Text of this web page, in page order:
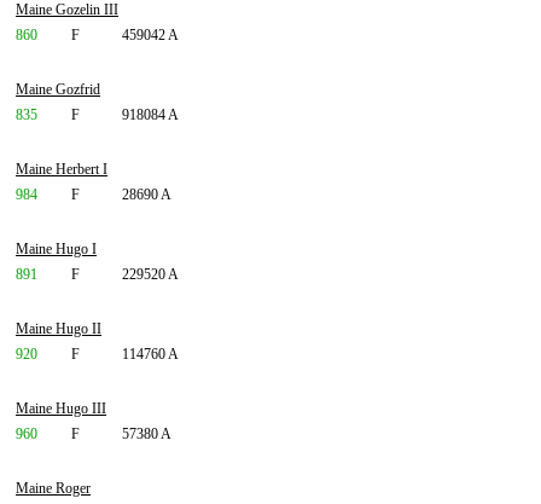
Maine Gozelin III
860
F 459042 A
Maine Gozfrid
835
F 918084 A
Maine Herbert I
984
F 28690 A
Maine Hugo I
891
F 229520 A
Maine Hugo II
920
F 114760 A
Maine Hugo III
960
F 57380 A
Maine Roger